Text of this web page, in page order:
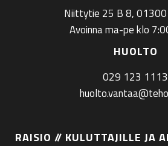
Niittytie 25 B 8, 01300
Avoinna ma-pe klo
HUOLTO
029 123 1113
RAISIO // KULUTTAJILLE JA